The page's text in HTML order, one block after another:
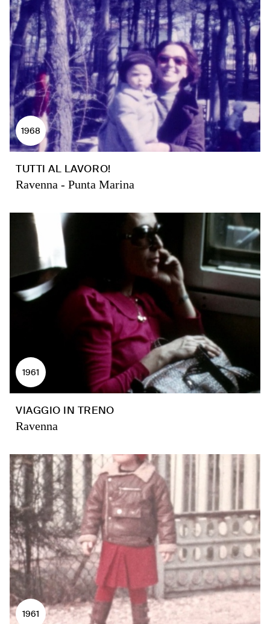
1968
TUTTI AL LAVORO!
Ravenna - Punta Marina
1961
VIAGGIO IN TRENO
Ravenna
1961